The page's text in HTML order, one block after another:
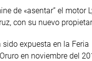
de «asentar” el motor
con su nuevo
expuesta en la Feria
en noviembre del